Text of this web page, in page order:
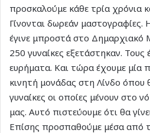
προσκαλούμε κάθε τρία χρόνια
Γίνονται δωρεάν
έγινε μπροστά στο Δημαρχιακό
250 γυναίκες εξετάστηκαν.
ευρήματα. Και τώρα έχουμε μία
κινητή μονάδας στη Λίνδο όπου
γυναίκες οι οποίες μένουν στο
μας. Αυτό πιστεύουμε ότι θα
Επίσης προσπαθούμε μέσα από